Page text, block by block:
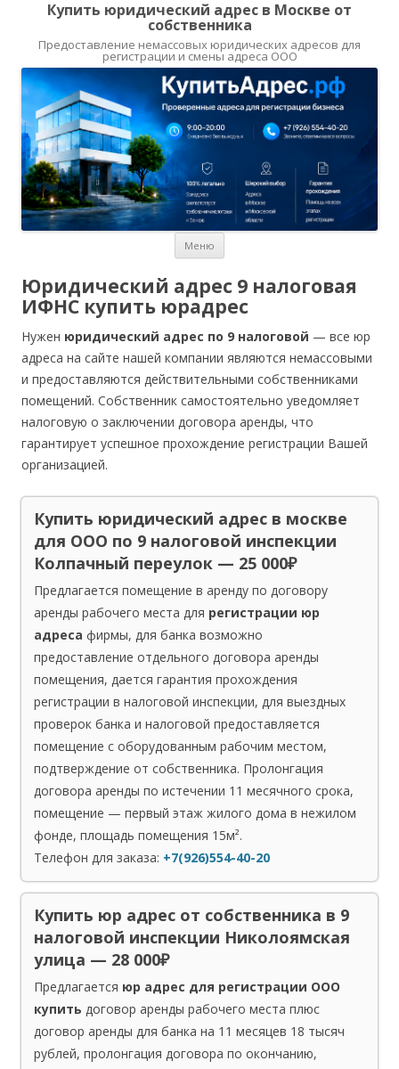
Купить юридический адрес в Москве от
собственника
Предоставление немассовых юридических адресов для
регистрации и смены адреса ООО
Меню
Юридический адрес 9 налоговая
ИФНС купить юрадрес
Нужен юридический адрес по 9 налоговой — все юр
адреса на сайте нашей компании являются немассовыми
и предоставляются действительными собственниками
помещений. Собственник самостоятельно уведомляет
налоговую о заключении договора аренды, что
гарантирует успешное прохождение регистрации Вашей
организацией.
Купить юридический адрес в москве
для ООО по 9 налоговой инспекции
Колпачный переулок — 25 000₽
Предлагается помещение в аренду по договору
аренды рабочего места для регистрации юр
адреса фирмы, для банка возможно
предоставление отдельного договора аренды
помещения, дается гарантия прохождения
регистрации в налоговой инспекции, для выездных
проверок банка и налоговой предоставляется
помещение с оборудованным рабочим местом,
подтверждение от собственника. Пролонгация
договора аренды по истечении 11 месячного срока,
помещение — первый этаж жилого дома в нежилом
фонде, площадь помещения 15м².
Телефон для заказа: +7(926)554-40-20
Купить юр адрес от собственника в 9
налоговой инспекции Николоямская
улица — 28 000₽
Предлагается юр адрес для регистрации ООО
купить договор аренды рабочего места плюс
договор аренды для банка на 11 месяцев 18 тысяч
рублей, пролонгация договора по окончанию,